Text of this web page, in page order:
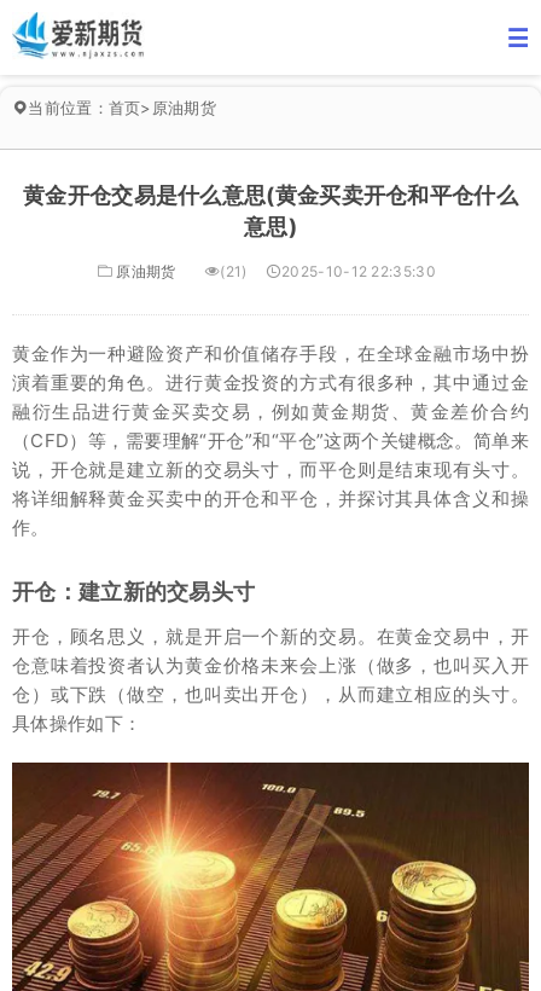
当前位置： 首页> 原油期货
黄金开仓交易是什么意思(黄金买卖开仓和平仓什么
意思)
原油期货 (21) 2025-10-12 22:35:30
黄金作为一种避险资产和价值储存手段，在全球金融市场中扮
演着重要的角色。进行黄金投资的方式有很多种，其中通过金
融衍生品进行黄金买卖交易，例如黄金期货、黄金差价合约
（CFD）等，需要理解“开仓”和“平仓”这两个关键概念。简单来
说，开仓就是建立新的交易头寸，而平仓则是结束现有头寸。
将详细解释黄金买卖中的开仓和平仓，并探讨其具体含义和操
作。
开仓：建立新的交易头寸
开仓，顾名思义，就是开启一个新的交易。在黄金交易中，开
仓意味着投资者认为黄金价格未来会上涨（做多，也叫买入开
仓）或下跌（做空，也叫卖出开仓），从而建立相应的头寸。
具体操作如下：